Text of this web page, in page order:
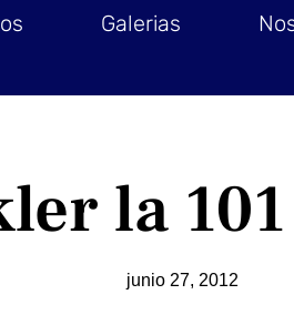
Galerias
la
junio 27, 2012